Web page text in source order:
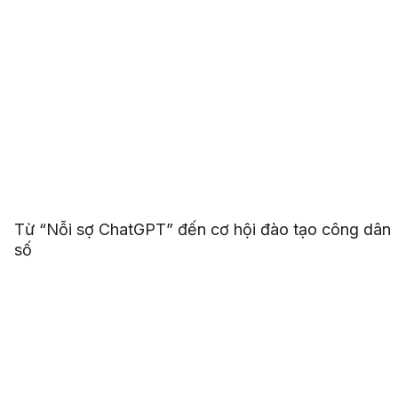
Từ “Nỗi sợ ChatGPT” đến cơ hội đào tạo công dân
số